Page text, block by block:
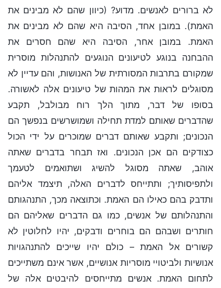
לא ברורים לאנשים. מדוע? (כיוון שהם לא מבינים את
האמת). במובן אחד, הסיבה היא שהם לא מבינים את
האמת. במובן אחר, הסיבה היא שהם חסרים את
ההבחנה בנוגע לטיעונים הנוגעים להתנהלות מוסרית
שמקורם בתרבות המסורתית של האנושות, והם עדיין לא
מסוגלים לראות את המהות של טיעונים אלה לאשורה.
בסופו של דבר, מתוך הלך רוח מבולבל, תקבע
שהדברים שאותם למדת תחילה ושמושרשים בנפשך הם
הנכונים; ותקבע שאותם דברים שמוכרים על ידי הכול
כצודקים הם אכן הנכונים. ואז תבחר בדברים שאתה
אוהב, שאתה מסוגל להשיג ושתואמים לטעמך
ולתפיסותיך; ותתייחס לדברים האלה, תיצמד אליהם
ותדבק בהם כאילו הם האמת. וכתוצאה מכך, התנהגותם
והתנהלותם של אנשים, כמו גם הדברים שאליהם הם
חותרים ושבהם הם בוחרים ודבקים, יהיו לחלוטין לא
קשורים אל האמת – כולם יהיו שייכים להתנהגויות
אנושיות ולביטויי מוסריות אנושיים, אשר אינם משתייכים
לתחום האמת. אנשים מתייחסים להיבטים אלה של